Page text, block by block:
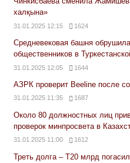
халқына»
31.01.2025 12:15 1624
Средневековая башня
общественников в
31.01.2025 12:05 1644
АЗРК проверит Beeline после
31.01.2025 11:35 1687
Около 80 должностных лиц
проверок минпросвета в
31.01.2025 11:00 1612
Треть долга – Т20 млрд